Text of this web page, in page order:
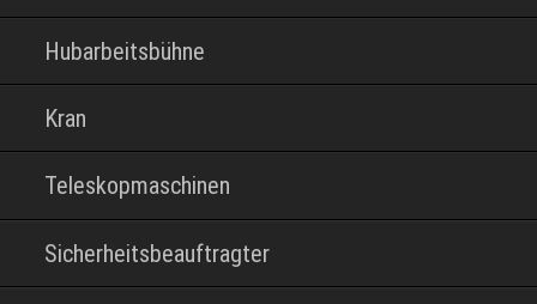
Hubarbeitsbühne
Kran
Teleskopmaschinen
Sicherheitsbeauftragter